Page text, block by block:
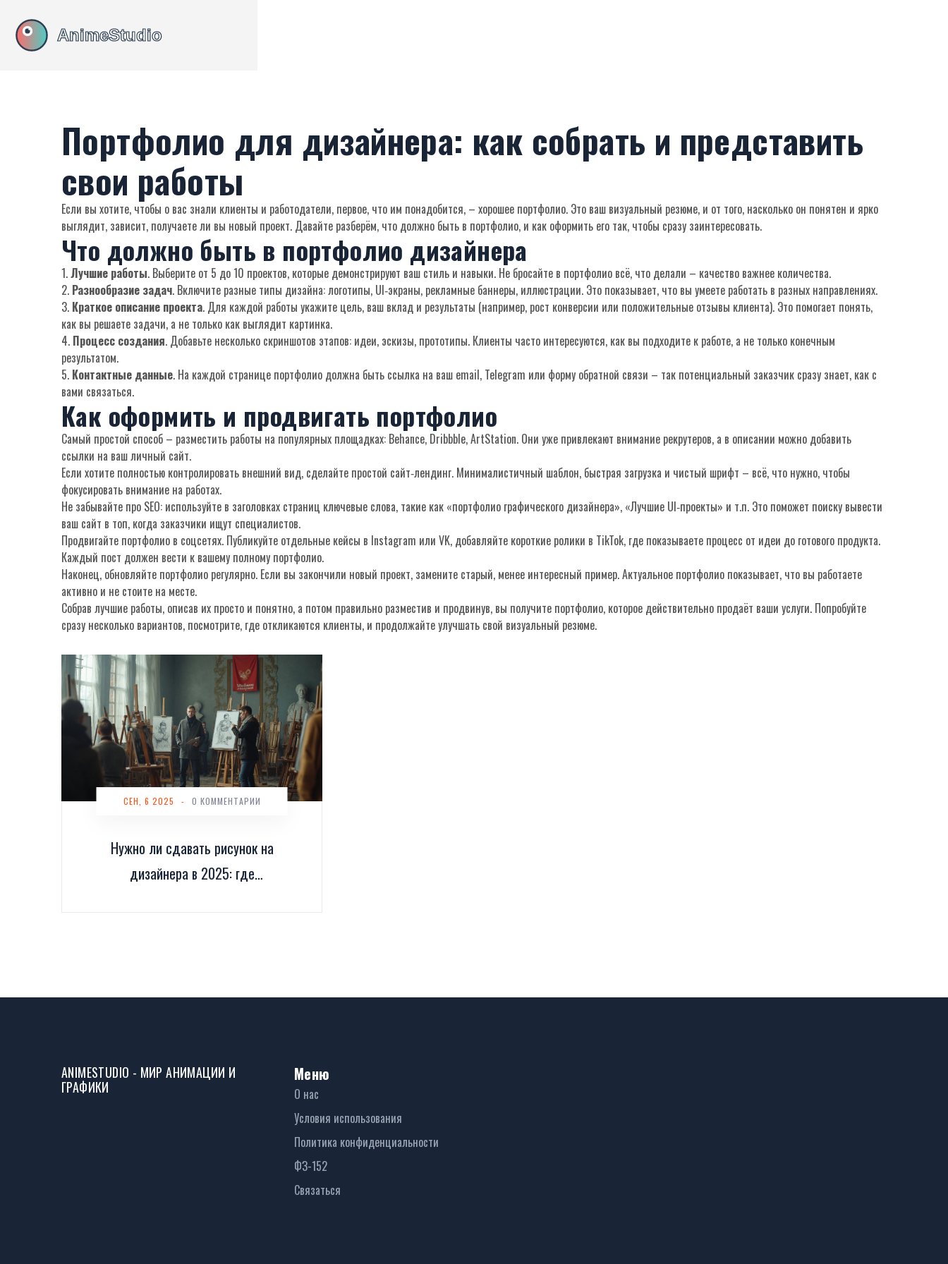
Портфолио для дизайнера: как собрать и представить
свои работы
Если вы хотите, чтобы о вас знали клиенты и работодатели, первое, что им понадобится, – хорошее портфолио. Это ваш визуальный резюме, и от того, насколько он понятен и ярко
выглядит, зависит, получаете ли вы новый проект. Давайте разберём, что должно быть в портфолио, и как оформить его так, чтобы сразу заинтересовать.
Что должно быть в портфолио дизайнера
1.Лучшие работы. Выберите от 5 до 10 проектов, которые демонстрируют ваш стиль и навыки. Не бросайте в портфолио всё, что делали – качество важнее количества.
2. Разнообразие задач. Включите разные типы дизайна: логотипы, UI‑экраны, рекламные баннеры, иллюстрации. Это показывает, что вы умеете работать в разных направлениях.
3. Краткое описание проекта. Для каждой работы укажите цель, ваш вклад и результаты (например, рост конверсии или положительные отзывы клиента). Это помогает понять,
как вы решаете задачи, а не только как выглядит картинка.
4. Процесс создания. Добавьте несколько скриншотов этапов: идеи, эскизы, прототипы. Клиенты часто интересуются, как вы подходите к работе, а не только конечным
результатом.
5. Контактные данные. На каждой странице портфолио должна быть ссылка на ваш email, Telegram или форму обратной связи – так потенциальный заказчик сразу знает, как с
вами связаться.
Как оформить и продвигать портфолио
Самый простой способ – разместить работы на популярных площадках: Behance, Dribbble, ArtStation. Они уже привлекают внимание рекрутеров, а в описании можно добавить
ссылки на ваш личный сайт.
Если хотите полностью контролировать внешний вид, сделайте простой сайт‑лендинг. Минималистичный шаблон, быстрая загрузка и чистый шрифт – всё, что нужно, чтобы
фокусировать внимание на работах.
Не забывайте про SEO: используйте в заголовках страниц ключевые слова, такие как «портфолио графического дизайнера», «Лучшие UI‑проекты» и т.п. Это поможет поиску вывести
ваш сайт в топ, когда заказчики ищут специалистов.
Продвигайте портфолио в соцсетях. Публикуйте отдельные кейсы в Instagram или VK, добавляйте короткие ролики в TikTok, где показываете процесс от идеи до готового продукта.
Каждый пост должен вести к вашему полному портфолио.
Наконец, обновляйте портфолио регулярно. Если вы закончили новый проект, замените старый, менее интересный пример. Актуальное портфолио показывает, что вы работаете
активно и не стоите на месте.
Собрав лучшие работы, описав их просто и понятно, а потом правильно разместив и продвинув, вы получите портфолио, которое действительно продаёт ваши услуги. Попробуйте
сразу несколько вариантов, посмотрите, где откликаются клиенты, и продолжайте улучшать свой визуальный резюме.
Нужно ли сдавать рисунок на
дизайнера в 2025: где
СЕН, 6 2025 - 0 КОММЕНТАРИИ
ANIMESTUDIO - МИР АНИМАЦИИ И
ГРАФИКИ
Меню
О нас
Условия использования
Политика конфиденциальности
ФЗ-152
Связаться